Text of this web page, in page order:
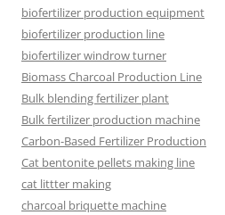
biofertilizer production equipment
biofertilizer production line
biofertilizer windrow turner
Biomass Charcoal Production Line
Bulk blending fertilizer plant
Bulk fertilizer production machine
Carbon-Based Fertilizer Production
Cat bentonite pellets making line
cat littter making
charcoal briquette machine